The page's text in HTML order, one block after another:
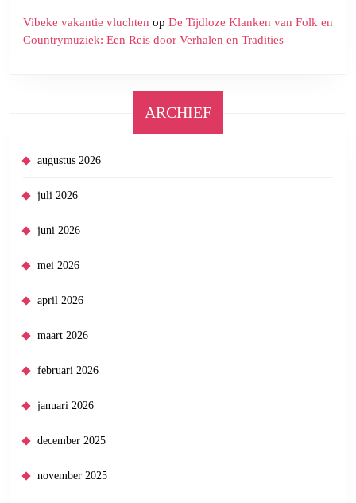
Vibeke vakantie vluchten op De Tijdloze Klanken van Folk en
Countrymuziek: Een Reis door Verhalen en Tradities
ARCHIEF
augustus 2026
juli 2026
juni 2026
mei 2026
april 2026
maart 2026
februari 2026
januari 2026
december 2025
november 2025